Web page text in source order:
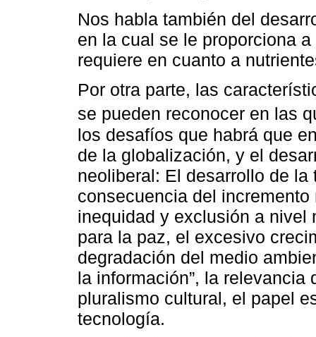
Nos habla también del
en la cual se le proporciona
requiere en cuanto a
Por otra parte, las
se pueden reconocer en las
los desafíos que habrá que
de la globalización, y el
neoliberal: El desarrollo de
consecuencia del
inequidad y exclusión a nivel
para la paz, el excesivo
degradación del medio
la información”, la
pluralismo cultural, el papel
tecnología.